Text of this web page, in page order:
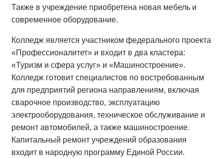
Также в учреждение приобретена новая мебель и
современное оборудование.
Колледж является участником федерального проекта
«Профессионалитет» и входит в два кластера:
«Туризм и сфера услуг» и «Машиностроение».
Колледж готовит специалистов по востребованным
для предприятий региона направлениям, включая
сварочное производство, эксплуатацию
электрооборудования, техническое обслуживание и
ремонт автомобилей, а также машиностроение.
Капитальный ремонт учреждений образования
входит в народную программу Единой России.